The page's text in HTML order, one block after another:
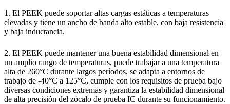
1. El PEEK puede soportar altas cargas estáticas a temperaturas
elevadas y tiene un ancho de banda alto estable, con baja resistencia
y baja inductancia.
2. El PEEK puede mantener una buena estabilidad dimensional en
un amplio rango de temperaturas, puede trabajar a una temperatura
alta de 260°C durante largos períodos, se adapta a entornos de
trabajo de -40°C a 125°C, cumple con los requisitos de prueba bajo
diversas condiciones extremas y garantiza la estabilidad dimensional
de alta precisión del zócalo de prueba IC durante su funcionamiento.